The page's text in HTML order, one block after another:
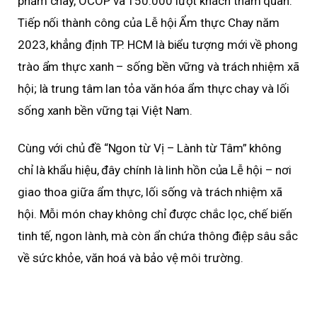
Tiếp nối thành công của Lễ hội Ẩm thực Chay năm
2023, khẳng định TP. HCM là biểu tượng mới về phong
trào ẩm thực xanh – sống bền vững và trách nhiệm xã
hội; là trung tâm lan tỏa văn hóa ẩm thực chay và lối
sống xanh bền vững tại Việt Nam.
Cùng với chủ đề “Ngon từ Vị – Lành từ Tâm” không
chỉ là khẩu hiệu, đây chính là linh hồn của Lễ hội – nơi
giao thoa giữa ẩm thực, lối sống và trách nhiệm xã
hội. Mỗi món chay không chỉ được chắc lọc, chế biến
tinh tế, ngon lành, mà còn ẩn chứa thông điệp sâu sắc
về sức khỏe, văn hoá và bảo vệ môi trường.